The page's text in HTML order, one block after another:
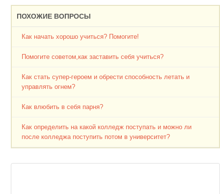
ПОХОЖИЕ ВОПРОСЫ
Как начать хорошо учиться? Помогите!
Помогите советом,как заставить себя учиться?
Как стать супер-героем и обрести способность летать и
управлять огнем?
Как влюбить в себя парня?
Как определить на какой колледж поступать и можно ли
после колледжа поступить потом в университет?